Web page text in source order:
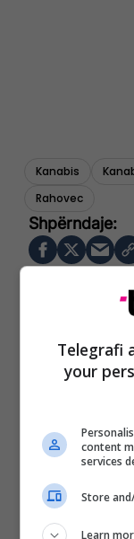
Kanabis
Rahovec
Telegrafi
your
content
services
Store
Learn